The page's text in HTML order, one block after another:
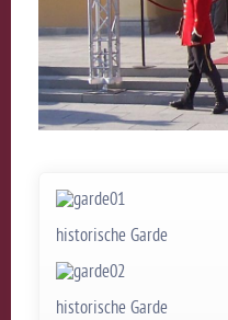
historische Garde
historische Garde